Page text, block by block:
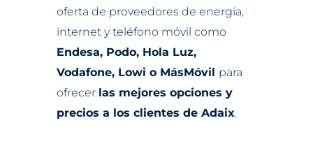
oferta de proveedores de energía,
internet y teléfono móvil como
Endesa, Podo, Hola Luz,
Vodafone, Lowi o MásMóvil para
ofrecer las mejores opciones y
precios a los clientes de Adaix.